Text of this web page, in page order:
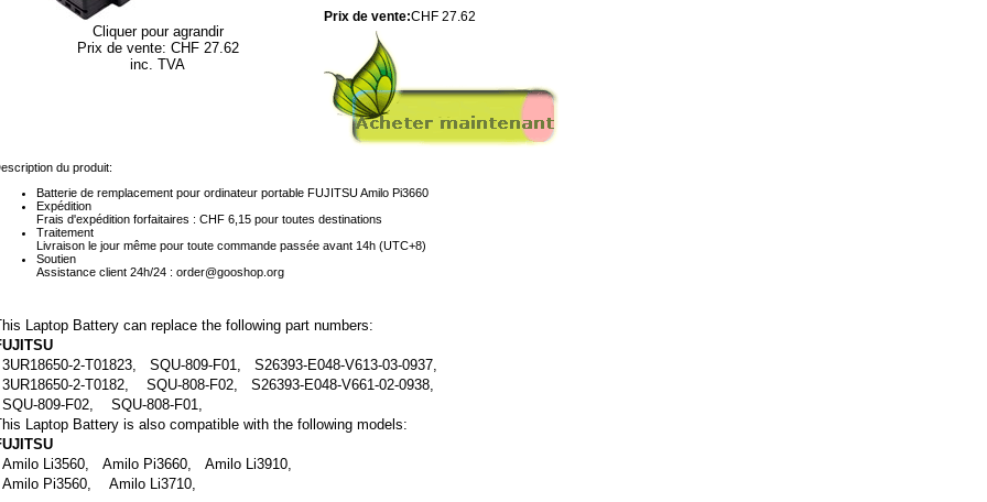
Cliquer pour agrandir
Prix ​​de vente: CHF 27.62
inc. TVA
Prix ​​de vente:CHF 27.62
du produit:
Batterie de remplacement pour ordinateur portable FUJITSU Amilo Pi3660
Expédition
Frais d'expédition forfaitaires : CHF 6,15 pour toutes destinations
Traitement
Livraison le jour même pour toute commande passée avant 14h (UTC+8)
Soutien
Assistance client 24h/24 : order@gooshop.org
Laptop Battery can replace the following part numbers:
3UR18650-2-T01823, SQU-809-F01, S26393-E048-V613-03-0937,
3UR18650-2-T0182, SQU-808-F02, S26393-E048-V661-02-0938,
SQU-809-F02, SQU-808-F01,
Laptop Battery is also compatible with the following models:
Amilo Li3560, Amilo Pi3660, Amilo Li3910,
Amilo Pi3560, Amilo Li3710,